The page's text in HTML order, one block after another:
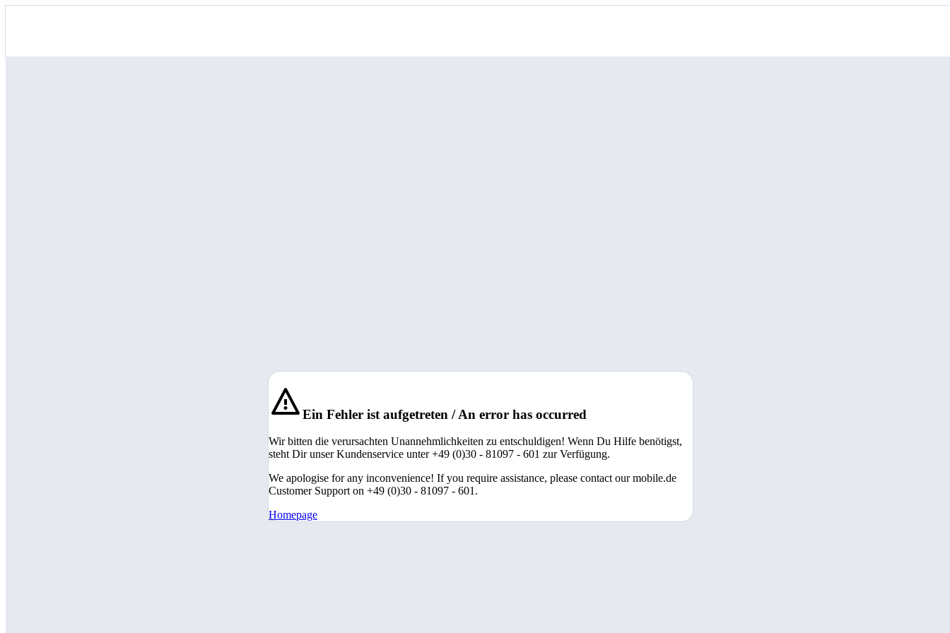
Ein Fehler ist aufgetreten / An error has occurred
Wir bitten die verursachten Unannehmlichkeiten zu entschuldigen! Wenn Du Hilfe benötigst,
steht Dir unser Kundenservice unter +49 (0)30 - 81097 - 601 zur Verfügung.
We apologise for any inconvenience! If you require assistance, please contact our mobile.de
Customer Support on +49 (0)30 - 81097 - 601.
Homepage